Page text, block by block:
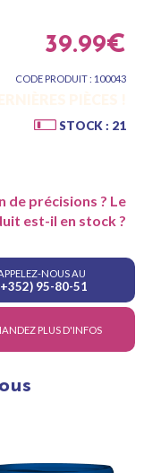
39.99€
CODE PRODUIT : 100043
STOCK : 21
de précisions ? Le
est-il en stock ?
NOUS AU
95-80-51
PLUS D'INFOS